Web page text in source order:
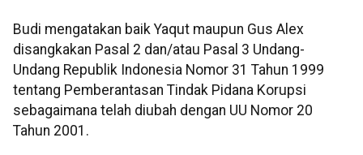
Budi mengatakan baik Yaqut maupun Gus Alex
disangkakan Pasal 2 dan/atau Pasal 3 Undang-
Undang Republik Indonesia Nomor 31 Tahun 1999
tentang Pemberantasan Tindak Pidana Korupsi
sebagaimana telah diubah dengan UU Nomor 20
Tahun 2001.